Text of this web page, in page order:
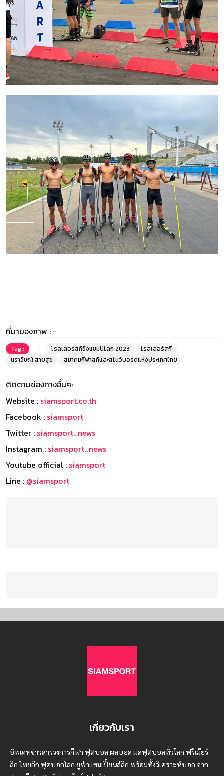
ที่มาของภาพ : -
Tag : โรลเลอร์สกีชิงแชมป์โลก 2023
โรลเลอร์สกี
นราวิชญ์ สายสุข
สมาคมกีฬาสกีและสโนว์บอร์ดแห่งประเทศไทย
ติดตามช่องทางอื่นๆ:
Website : siamsport.co.th
Facebook : siamsport
Twitter : siamsport_news
Instagram : siamsport_news
Youtube official : siamsport
Line : @siamsport
เกี่ยวกับเรา
อัพเดทข่าวสารวงการกีฬา ฟุตบอล ผลบอล ผลฟุตบอลทั่วโลก ฟรีเมียร์
ลีก ไทยลีก ฟุตบอลโลก ยูฟ่าแซมเปี้ยนส์ลีก พร้อมทั้งวิเคราะห์บอล จาก